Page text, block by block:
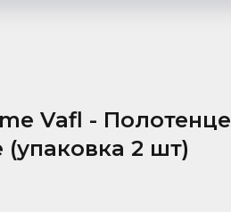
Vafl - Полотенце
2 шт)